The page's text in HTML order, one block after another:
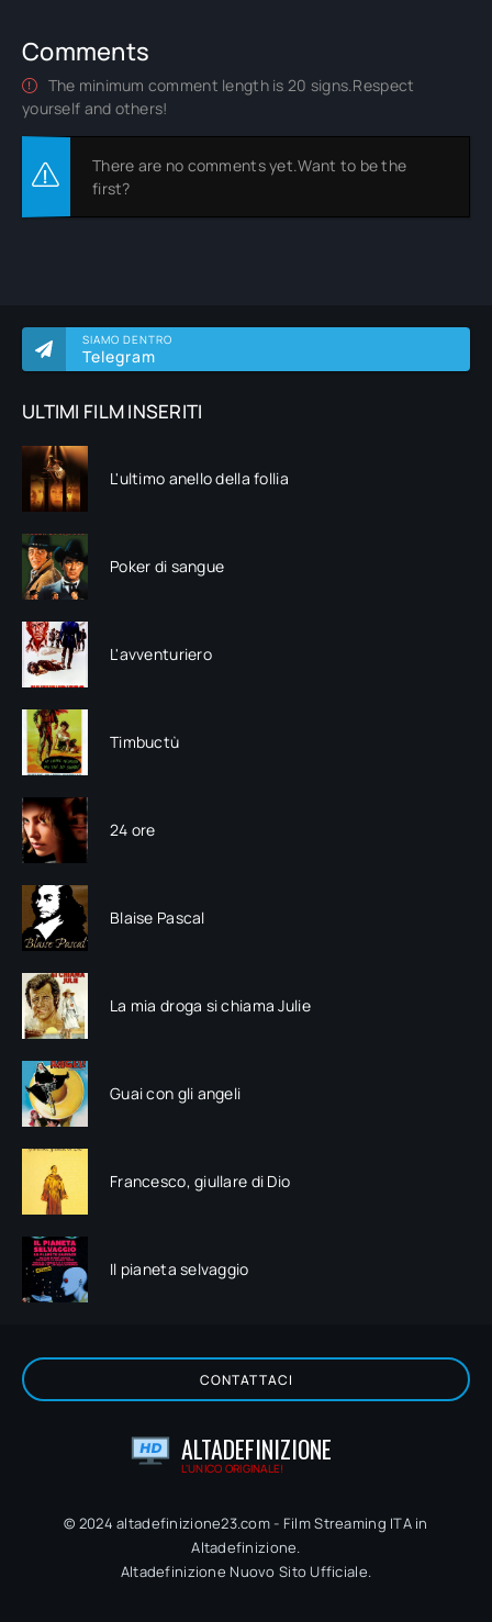
SIAMO DENTRO
Telegram
ULTIMI FILM INSERITI
L'ultimo anello della follia
Poker di sangue
L'avventuriero
Timbuctù
24 ore
Blaise Pascal
La mia droga si chiama Julie
Guai con gli angeli
Francesco, giullare di Dio
Il pianeta selvaggio
Comments
The minimum comment length is 20 signs.Respect
yourself and others!
There are no comments yet.Want to be the
first?
CONTATTACI
ALTADEFINIZIONE
L'UNICO ORIGINALE!
© 2024 altadefinizione23.com - Film Streaming ITA in
Altadefinizione.
Altadefinizione Nuovo Sito Ufficiale.